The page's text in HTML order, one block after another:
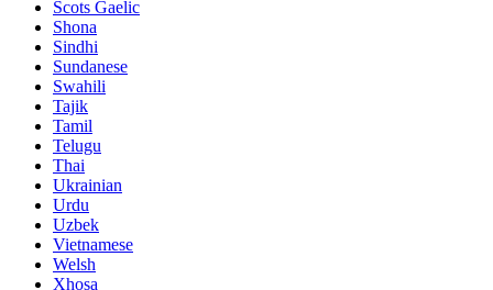
Scots Gaelic
Shona
Sindhi
Sundanese
Swahili
Tajik
Tamil
Telugu
Thai
Ukrainian
Urdu
Uzbek
Vietnamese
Welsh
Xhosa